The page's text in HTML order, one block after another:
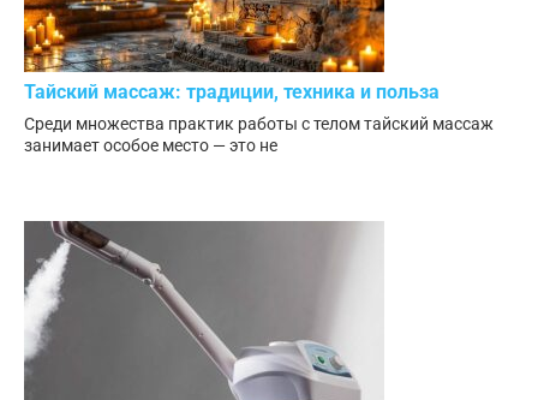
Тайский массаж: традиции, техника и польза
Среди множества практик работы с телом тайский массаж
занимает особое место — это не